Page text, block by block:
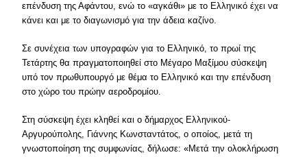
επένδυση της Αφάντου, ενώ το «αγκάθι» με το Ελληνικό έχει να
κάνει και με το διαγωνισμό για την άδεια καζίνο.
Σε συνέχεια των υπογραφών για το Ελληνικό, το πρωί της
Τετάρτης θα πραγματοποιηθεί στο Μέγαρο Μαξίμου σύσκεψη
υπό τον πρωθυπουργό με θέμα το Ελληνικό και την επένδυση
στο χώρο του πρώην αεροδρομίου.
Στη σύσκεψη έχει κληθεί και ο δήμαρχος Ελληνικού-
Αργυρούπολης, Γιάννης Κωνσταντάτος, ο οποίος, μετά τη
γνωστοποίηση της συμφωνίας, δήλωσε: «Μετά την ολοκλήρωση